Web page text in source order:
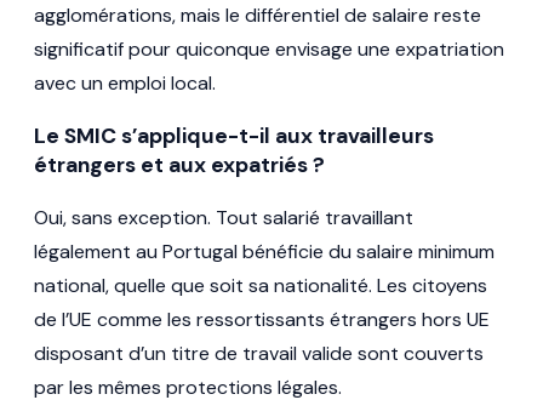
agglomérations, mais le différentiel de salaire reste
significatif pour quiconque envisage une expatriation
avec un emploi local.
Le SMIC s’applique-t-il aux travailleurs
étrangers et aux expatriés ?
Oui, sans exception. Tout salarié travaillant
légalement au Portugal bénéficie du salaire minimum
national, quelle que soit sa nationalité. Les citoyens
de l’UE comme les ressortissants étrangers hors UE
disposant d’un titre de travail valide sont couverts
par les mêmes protections légales.